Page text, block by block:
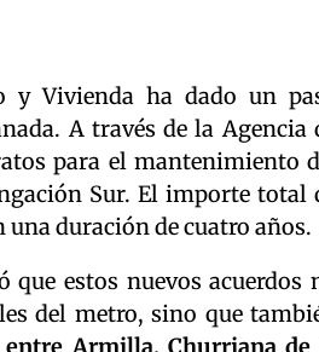
y Vivienda ha dado un
A través de la Agencia
para el mantenimiento
Sur. El importe total
una duración de cuatro años.
que estos nuevos acuerdos
del metro, sino que